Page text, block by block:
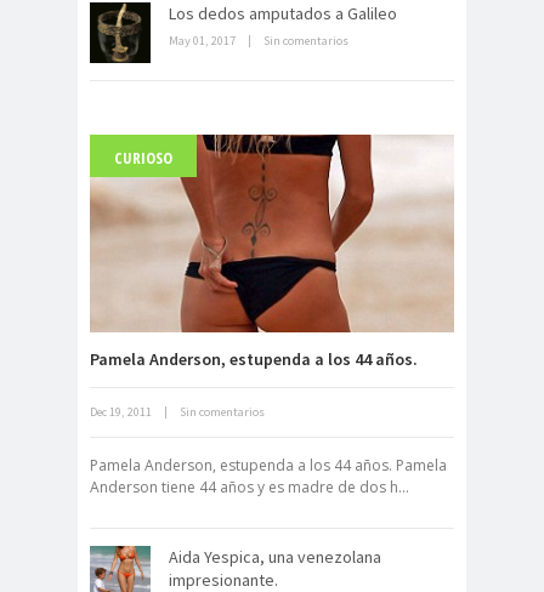
abandonado
Carlo Acutis, el beato incorrupto de
15 años
Archivo Getty, un tesoro bajo tierra
Los dedos amputados a Galileo
May 01, 2017 | Sin comentarios
CURIOSO
Pamela Anderson, estupenda a los 44 años.
Dec 19, 2011 | Sin comentarios
Pamela Anderson, estupenda a los 44 años. Pamela
Anderson tiene 44 años y es madre de dos h...
Aida Yespica, una venezolana
impresionante.